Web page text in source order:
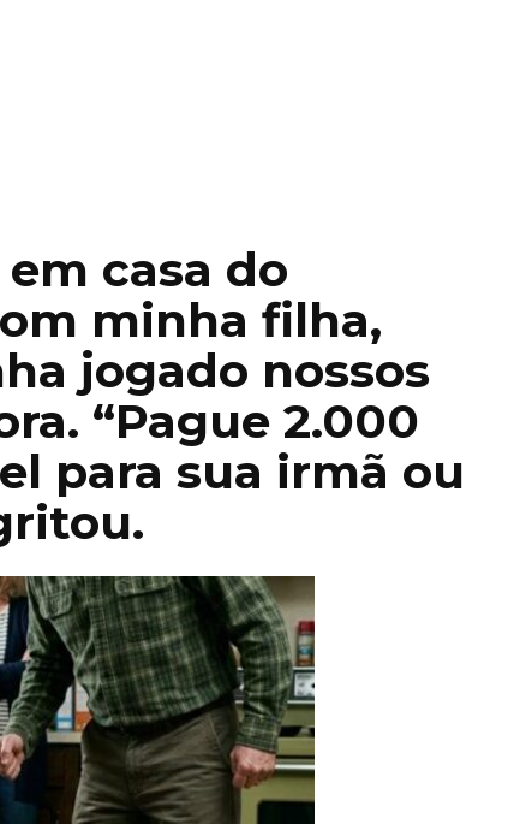
casa do
minha filha,
jogado nossos
“Pague 2.000
para sua irmã ou